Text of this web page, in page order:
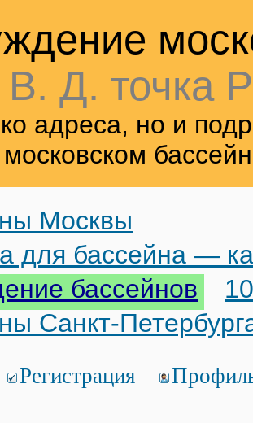
Д. точка
адреса, но и
Москвы
для бассейна —
бассейнов
Санкт-
Регистрация